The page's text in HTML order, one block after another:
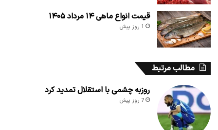
قیمت انواع ماهی ۱۴ مرداد ۱۴۰۵
1 روز پیش
مطالب مرتبط
روزبه چشمی با استقلال تمدید کرد
7 روز پیش